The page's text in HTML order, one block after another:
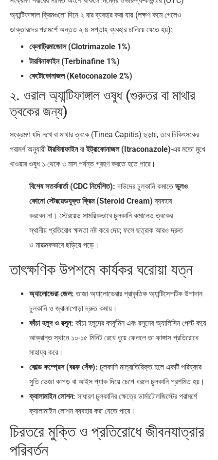
অ্যান্টিফাঙ্গাল ক্রিমগুলো দিনে ২ বার ব্যবহার করা যায় (লক্ষণ কমে গেলেও
ডাক্তারদের পরামর্শে অন্তত ২-৪ সপ্তাহ ব্যবহার চালিয়ে যেতে হয়):
ক্লোট্রিমাজোল (Clotrimazole 1%)
টারবিনাফাইন (Terbinafine 1%)
কেটোকোনাজল (Ketoconazole 2%)
২. ওরাল অ্যান্টিফাঙ্গাল ওষুধ (গুরুতর বা মাথার
ত্বকের জন্য)
সংক্রমণ যদি নখে বা মাথার ত্বকে (Tinea Capitis) ছড়ায়, তবে চিকিৎসকের
পরামর্শ অনুযায়ীটারবিনাফাইনবাইট্রাকোনাজল (Itraconazole)-এর মতো মুখে
খাওয়ার ওষুধ ১ থেকে ৩ মাস পর্যন্ত গ্রহণ করতে হতে পারে।
বিশেষ সতর্কবার্তা (CDC নির্দেশিত): দাউদের চুলকানি কমাতেভুলও
কোনো স্টেরয়েডযুক্ত ক্রিম (Steroid Cream) ব্যবহার
করবেন না। স্টেরয়েড সাময়িকভাবে চুলকানি কমালেও ত্বকের
স্থানীয় প্রতিরোধ ক্ষমতা নষ্ট করে দেয়; ফলে ছত্রাক আরও দ্রুত
ও মারাত্মকভাবে ছড়িয়ে পড়ে।
তাৎক্ষণিক উপশমে কার্যকর ঘরোয়া যত্ন
অ্যালোভেরা জেল: তাজা অ্যালোভেরার প্রাকৃতিক অ্যান্টিসেপটিক উপাদান
চুলকানি ও জ্বালাপোড়া দ্রুত কমায়।
কাঁচা হলুদ ও রসুন: কাঁচা হলুদের কার্কুমিন এবং রসুনের অ্যালিসিন পেস্ট করে
আক্রান্ত স্থানে ১০-১৫ মিনিট রেখে ধুয়ে ফেললে তা ফাঙ্গাস প্রতিরোধে
সাহায্য করে।
কোল্ড কম্প্রেস (বরফ সেঁক): চুলকানি মাত্রাতিরিক্ত হলে একটি পরিষ্কার
সুতি ভেজা কাপড় বা আইস প্যাক দিয়ে চেপে ধরলে চুলকানি প্রশমিত হয়।
ক্যালামাইন লোশন: সাধারণ চুলকানির ক্ষেত্রে ডার্মাটোলজিস্টের পরামর্শে
ক্যালামাইন লোশন ব্যবহার করা যেতে পারে।
চিরতরে মুক্তি ও প্রতিরোধে জীবনযাত্রার
পরিবর্তন